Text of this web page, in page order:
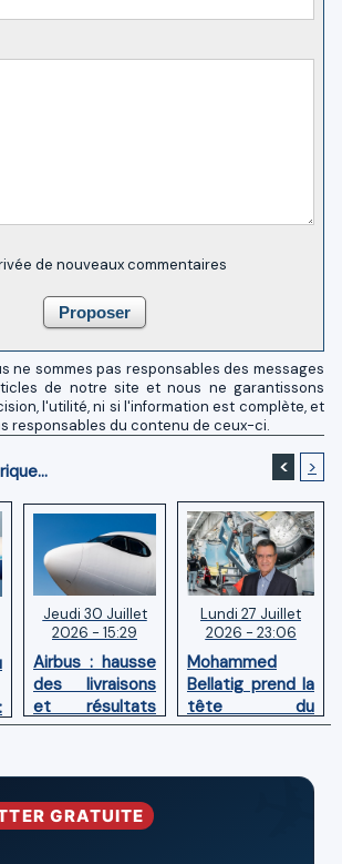
de nouveaux commentaires
ne sommes pas responsables des messages
de notre site et nous ne garantissons
l'utilité, ni si l'information est complète, et
responsables du contenu de ceux-ci.
< >
Jeudi 30 Juillet
2026 - 15:29
Airbus : hausse
des livraisons
et résultats
financiers
premier
Lundi 27 Juillet
2026 - 23:06
Mohammed
Bellatig prend la
tête du
Groupement
Marocaines
GRATUITE